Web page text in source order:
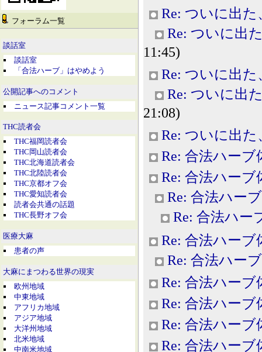
フォーラム一覧
談話室
談話室
「合法ハーブ」はやめよう
公開記事へのコメント
ニュース記事コメント一覧
THC読者会
THC福岡読者会
THC岡山読者会
THC北海道読者会
THC北陸読者会
THC京都オフ会
THC愛知読者会
読者会共通の話題
THC長野オフ会
医療大麻
患者の声
大麻にまつわる世界の現実
欧州地域
中東地域
アフリカ地域
アジア地域
大洋州地域
北米地域
中南米地域
Re: ついに出
Re: ついに出
11:45)
Re: ついに出
Re: ついに出
21:08)
Re: ついに出
Re: 合法ハーブ
Re: 合法ハーブ
Re: 合法ハー
Re: 合法ハー
Re: 合法ハーブ
Re: 合法ハー
Re: 合法ハーブ
Re: 合法ハーブ
Re: 合法ハーブ
Re: 合法ハーブ